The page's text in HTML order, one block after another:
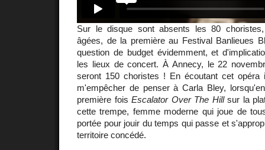
Sur le disque sont absents les 80
âgées, de la première au Festival Banlieues
question de budget évidemment, et
les lieux de concert. À Annecy, le 22
seront 150 choristes ! En écoutant cet opéra
m'empêcher de penser à Carla Bley,
première fois Escalator Over The Hillsur la
cette trempe, femme moderne qui joue de
portée pour jouir du temps qui passe et
territoire concédé.